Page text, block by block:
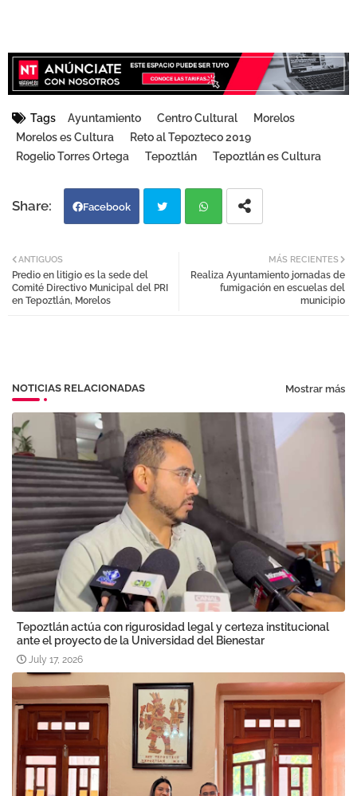
Tags Ayuntamiento Centro Cultural
Morelos
Morelos es Cultura
Reto al Tepozteco 2019
Rogelio Torres Ortega
Tepoztlán Tepoztlán es Cultura
Facebook
atsa
MÁS RECIENTES
Realiza Ayuntamiento jornadas de
fumigación en escuelas del
municipio
ANTIGUOS
Predio en litigio es la sede del
Comité Directivo Municipal del PRI
en Tepoztlán, Morelos
NOTICIAS RELACIONADAS Mostrar más
Tepoztlán actúa con rigurosidad legal y certeza institucional
ante el proyecto de la Universidad del Bienestar
July 17, 2026